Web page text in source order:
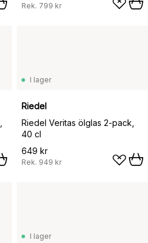
Rek. 799 kr
I lager
Riedel
Riedel Veritas ölglas 2-pack,
40 cl
649 kr
Rek. 949 kr
I lager